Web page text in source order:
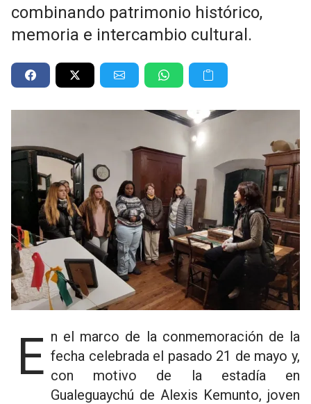
combinando patrimonio histórico,
memoria e intercambio cultural.
En el marco de la conmemoración de la fecha celebrada el pasado 21 de mayo y,
con motivo de la estadía en
Gualeguaychú de Alexis Kemunto, joven